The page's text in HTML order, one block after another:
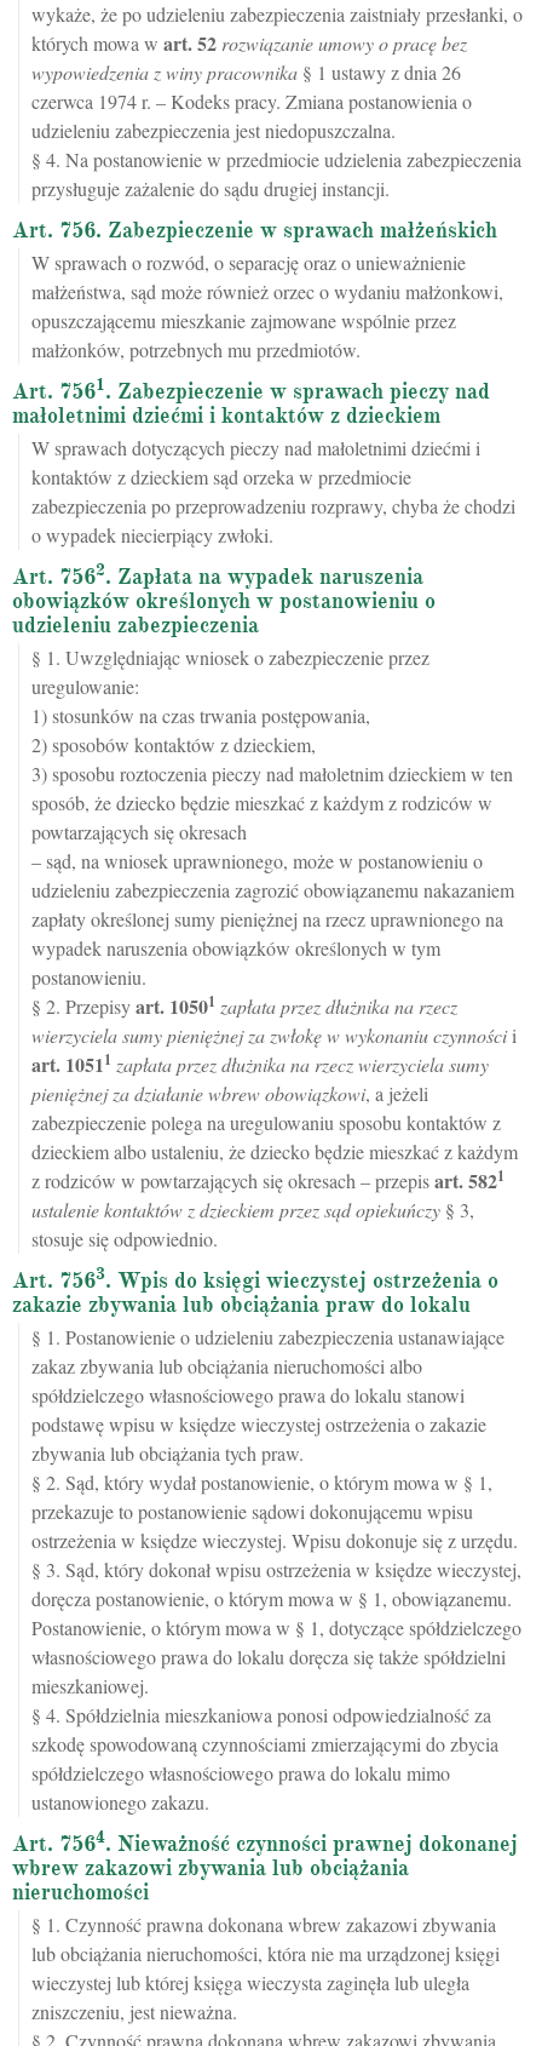
wykaże, że po udzieleniu zabezpieczenia zaistniały przesłanki, o
których mowa w art.52 rozwiązanie umowy o pracę bez
wypowiedzenia z winy pracownika § 1 ustawy z dnia 26
czerwca 1974 r. – Kodeks pracy. Zmiana postanowienia o
udzieleniu zabezpieczenia jest niedopuszczalna.
§ 4. Na postanowienie w przedmiocie udzielenia zabezpieczenia
przysługuje zażalenie do sądu drugiej instancji.
Art. 756. Zabezpieczenie w sprawach małżeńskich
W sprawach o rozwód, o separację oraz o unieważnienie
małżeństwa, sąd może również orzec o wydaniu małżonkowi,
opuszczającemu mieszkanie zajmowane wspólnie przez
małżonków, potrzebnych mu przedmiotów.
Art. 7561. Zabezpieczenie w sprawach pieczy nad
małoletnimi dziećmi i kontaktów z dzieckiem
W sprawach dotyczących pieczy nad małoletnimi dziećmi i
kontaktów z dzieckiem sąd orzeka w przedmiocie
zabezpieczenia po przeprowadzeniu rozprawy, chyba że chodzi
o wypadek niecierpiący zwłoki.
Art. 7562. Zapłata na wypadek naruszenia
obowiązków określonych w postanowieniu o
udzieleniu zabezpieczenia
§ 1. Uwzględniając wniosek o zabezpieczenie przez
uregulowanie:
1) stosunków na czas trwania postępowania,
2) sposobów kontaktów z dzieckiem,
3) sposobu roztoczenia pieczy nad małoletnim dzieckiem w ten
sposób, że dziecko będzie mieszkać z każdym z rodziców w
powtarzających się okresach
– sąd, na wniosek uprawnionego, może w postanowieniu o
udzieleniu zabezpieczenia zagrozić obowiązanemu nakazaniem
zapłaty określonej sumy pieniężnej na rzecz uprawnionego na
wypadek naruszenia obowiązków określonych w tym
postanowieniu.
§ 2. Przepisyart. 10501 zapłata przez dłużnika na rzecz
wierzyciela sumy pieniężnej za zwłokę w wykonaniu czynnościi
art. 10511 zapłata przez dłużnika na rzecz wierzyciela sumy
pieniężnej za działanie wbrew obowiązkowi, a jeżeli
zabezpieczenie polega na uregulowaniu sposobu kontaktów z
dzieckiem albo ustaleniu, że dziecko będzie mieszkać z każdym
z rodziców w powtarzających się okresach – przepisart.5821
ustalenie kontaktów z dzieckiem przez sąd opiekuńczy § 3,
stosuje się odpowiednio.
Art. 7563. Wpis do księgi wieczystej ostrzeżenia o
zakazie zbywania lub obciążania praw do lokalu
§ 1. Postanowienie o udzieleniu zabezpieczenia ustanawiające
zakaz zbywania lub obciążania nieruchomości albo
spółdzielczego własnościowego prawa do lokalu stanowi
podstawę wpisu w księdze wieczystej ostrzeżenia o zakazie
zbywania lub obciążania tych praw.
§ 2. Sąd, który wydał postanowienie, o którym mowa w § 1,
przekazuje to postanowienie sądowi dokonującemu wpisu
ostrzeżenia w księdze wieczystej. Wpisu dokonuje się z urzędu.
§ 3. Sąd, który dokonał wpisu ostrzeżenia w księdze wieczystej,
doręcza postanowienie, o którym mowa w § 1, obowiązanemu.
Postanowienie, o którym mowa w § 1, dotyczące spółdzielczego
własnościowego prawa do lokalu doręcza się także spółdzielni
mieszkaniowej.
§ 4. Spółdzielnia mieszkaniowa ponosi odpowiedzialność za
szkodę spowodowaną czynnościami zmierzającymi do zbycia
spółdzielczego własnościowego prawa do lokalu mimo
ustanowionego zakazu.
Art. 7564. Nieważność czynności prawnej dokonanej
wbrew zakazowi zbywania lub obciążania
nieruchomości
§ 1. Czynność prawna dokonana wbrew zakazowi zbywania
lub obciążania nieruchomości, która nie ma urządzonej księgi
wieczystej lub której księga wieczysta zaginęła lub uległa
zniszczeniu, jest nieważna.
§ 2. Czynność prawna dokonana wbrew zakazowi zbywania